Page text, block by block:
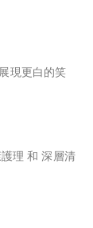
現更白的笑
理 和 深層清